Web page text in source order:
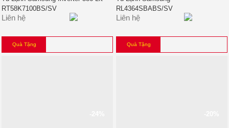
RT58K7100BS/SV
Liên hệ
Quà Tặng
RL4364SBABS/SV
Liên hệ
Quà Tặng